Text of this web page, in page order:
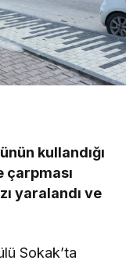
kullandığı
çarpması
yaralandı ve
Sokak’ta